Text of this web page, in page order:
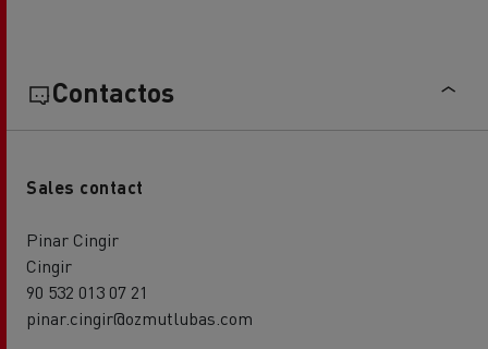
Contactos
Sales contact
Pinar Cingir
Cingir
90 532 013 07 21
pinar.cingir@ozmutlubas.com